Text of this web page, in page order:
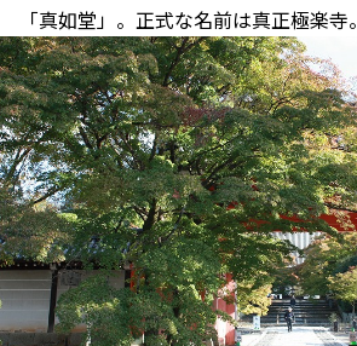
「真如堂」。正式な名前は真正極楽寺。